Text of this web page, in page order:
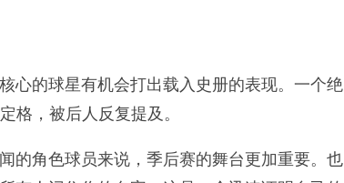
心的球星有机会打出载入史册的表现。一个绝
格，被后人反复提及。
的角色球员来说，季后赛的舞台更加重要。也